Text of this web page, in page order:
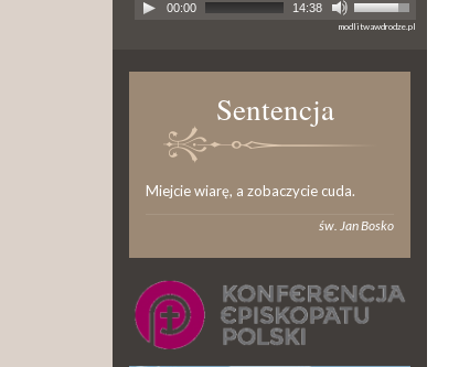
00:00 14:38
modlitwawdrodze.pl
Sentencja
Miejcie wiarę, a zobaczycie cuda.
św. Jan Bosko